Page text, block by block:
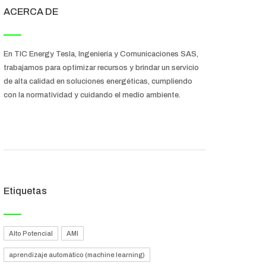
ACERCA DE
En TIC Energy Tesla, Ingeniería y Comunicaciones SAS,
trabajamos para optimizar recursos y brindar un servicio
de alta calidad en soluciones energéticas, cumpliendo
con la normatividad y cuidando el medio ambiente.
Etiquetas
Alto Potencial AMI
aprendizaje automático (machine learning)